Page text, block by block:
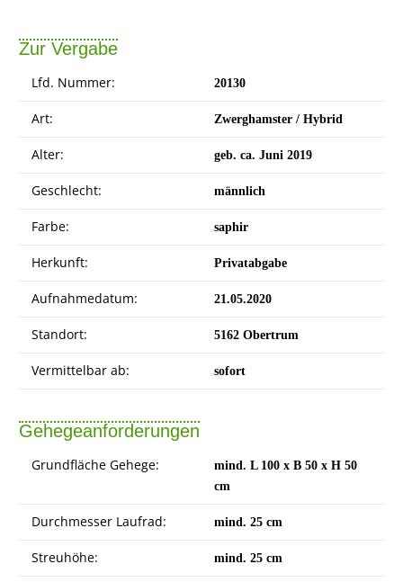
Zur Vergabe
Lfd. Nummer: 20130
Art: Zwerghamster / Hybrid
Alter: geb. ca. Juni 2019
Geschlecht: männlich
Farbe: saphir
Herkunft: Privatabgabe
Aufnahmedatum: 21.05.2020
Standort: 5162 Obertrum
Vermittelbar ab: sofort
Gehegeanforderungen
Grundfläche Gehege:
mind. L 100 x B 50 x H 50
cm
Durchmesser Laufrad: mind. 25 cm
Streuhöhe: mind. 25 cm